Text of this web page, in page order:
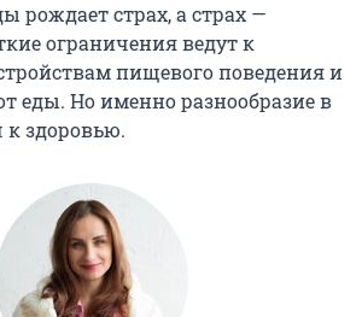
рождает страх, а страх —
ограничения ведут к
пищевого поведения и
еды. Но именно разнообразие в
здоровью.